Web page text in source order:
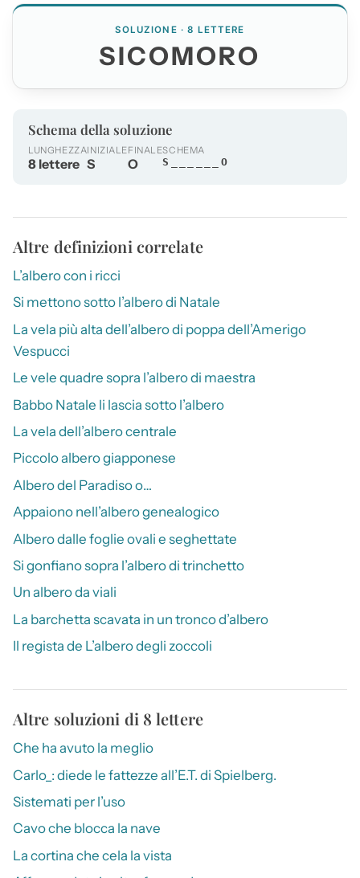
SOLUZIONE · 8 LETTERE
SICOMORO
Schema della soluzione
LUNGHEZZA
8 lettere
INIZIALE
S
FINALE
O
SCHEMA
S______O
Altre definizioni correlate
L’albero con i ricci
Si mettono sotto l’albero di Natale
La vela più alta dell’albero di poppa dell’Amerigo
Vespucci
Le vele quadre sopra l’albero di maestra
Babbo Natale li lascia sotto l’albero
La vela dell’albero centrale
Piccolo albero giapponese
Albero del Paradiso o…
Appaiono nell’albero genealogico
Albero dalle foglie ovali e seghettate
Si gonfiano sopra l’albero di trinchetto
Un albero da viali
La barchetta scavata in un tronco d’albero
Il regista de L’albero degli zoccoli
Altre soluzioni di 8 lettere
Che ha avuto la meglio
Carlo_: diede le fattezze all’E.T. di Spielberg.
Sistemati per l’uso
Cavo che blocca la nave
La cortina che cela la vista